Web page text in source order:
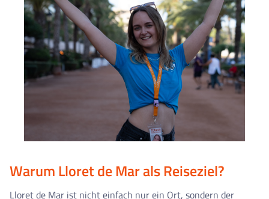
Warum Lloret de Mar als Reiseziel?
Lloret de Mar ist nicht einfach nur ein Ort, sondern der